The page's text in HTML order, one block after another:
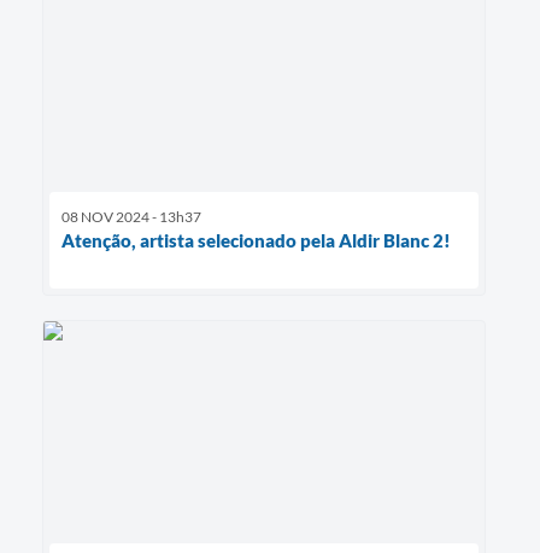
08 NOV 2024 - 13h37
Atenção, artista selecionado pela Aldir Blanc 2!